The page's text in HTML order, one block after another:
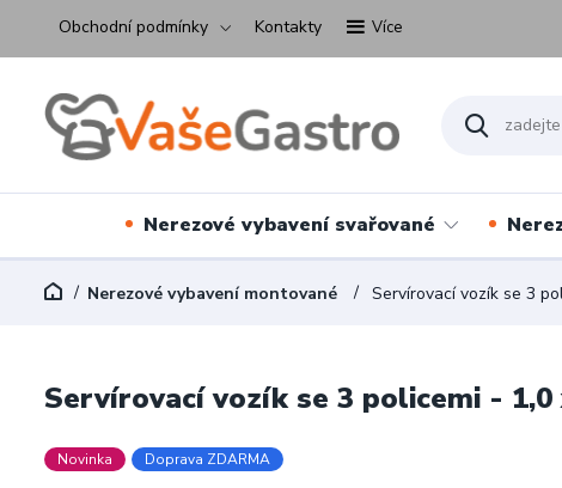
Obchodní podmínky Kontakty Více
Nerezové vybavení svařované
Nerezové vybavení montované Servírovací vozík se 3
Servírovací vozík se 3 policemi - 1,0
Novinka Doprava ZDARMA